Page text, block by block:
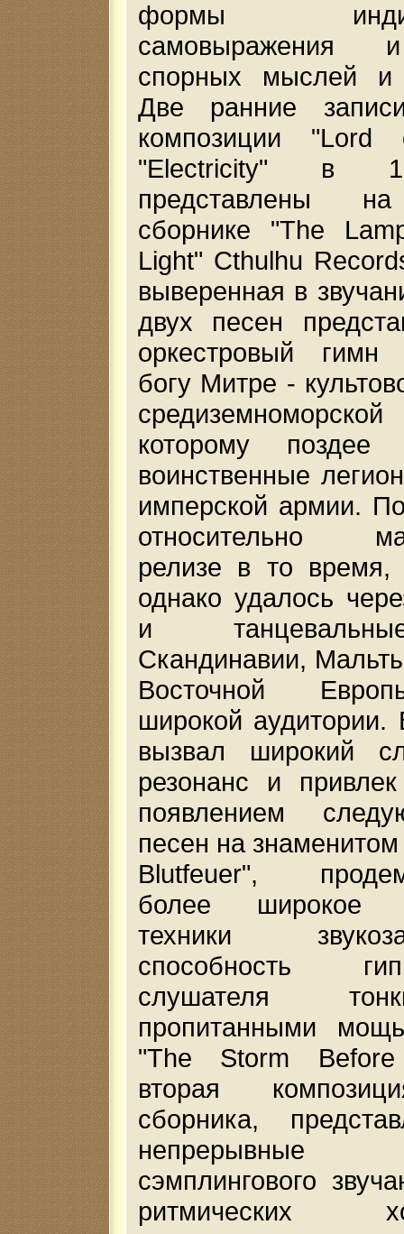
формы
самовыражения
спорных мыслей и
Две ранние
композиции
"Electricity" в
представлены
cборнике "The
Light" Cthulhu
выверенная в
двух песен
оркестровый гимн
богу Митре -
которому поздее
воинственные
имперской армии.
относительно
релизе в то время,
однако удалось
и
Скандинавии,
Восточной
широкой аудитории.
вызвал широкий
резонанс и
появлением
песен на
Blutfeuer",
более широкое
техники
способность
слушателя
пропитанными
"The Storm
вторая
сборника,
сэмплингового